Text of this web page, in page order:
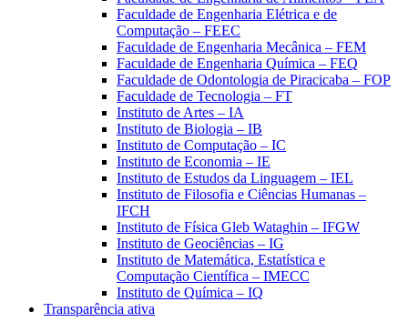
Faculdade de Engenharia Elétrica e de
Computação – FEEC
Faculdade de Engenharia Mecânica – FEM
Faculdade de Engenharia Química – FEQ
Faculdade de Odontologia de Piracicaba – FOP
Faculdade de Tecnologia – FT
Instituto de Artes – IA
Instituto de Biologia – IB
Instituto de Computação – IC
Instituto de Economia – IE
Instituto de Estudos da Linguagem – IEL
Instituto de Filosofia e Ciências Humanas –
IFCH
Instituto de Física Gleb Wataghin – IFGW
Instituto de Geociências – IG
Instituto de Matemática, Estatística e
Computação Científica – IMECC
Instituto de Química – IQ
Transparência ativa